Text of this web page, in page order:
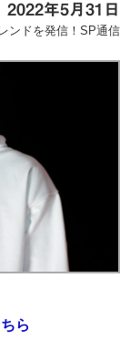
バイマ活動の疑問に売れっ子現役バイヤーが答えてみた
2022年5月31日
ンドを発信！SP通信
ら